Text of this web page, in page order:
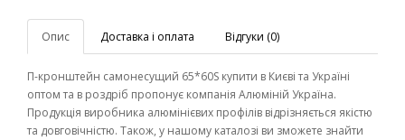
Опис Доставка і оплата Відгуки (0)
П-кронштейн самонесущий 65*60S купити в Києві та Україні
оптом та в роздріб пропонує компанія Алюміній Україна.
Продукція виробника алюмінієвих профілів відрізняється якістю
та довговічністю. Також, у нашому каталозі ви зможете знайти